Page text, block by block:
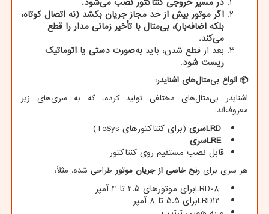
اگر موتور بیش از حد مجاز جریان بکشد (نه اتصال کوتاه،
بلکه اضافه‌بار)، بی‌متال با تأخیر زمانی مدار را قطع
می‌کند.
بعد از قطع شدن، باید به‌صورت دستی یا اتوماتیک
ریست شود.
📦 انواع بی‌متال‌های اشنایدر:
اشنایدر بی‌متال‌های مختلفی تولید کرده، که به سری‌های زیر
معروف‌اند:
LRDسری (برای کنتاکتورهای TeSys)
LREسری
قابل نصب مستقیم روی کنتاکتور
هر سری برای رنج خاصی از جریان موتور طراحی شده. مثلاً:
LRD08:برای موتورهای 2.5 تا 4 آمپر
LRD12:برای 5.5 تا 8 آمپر